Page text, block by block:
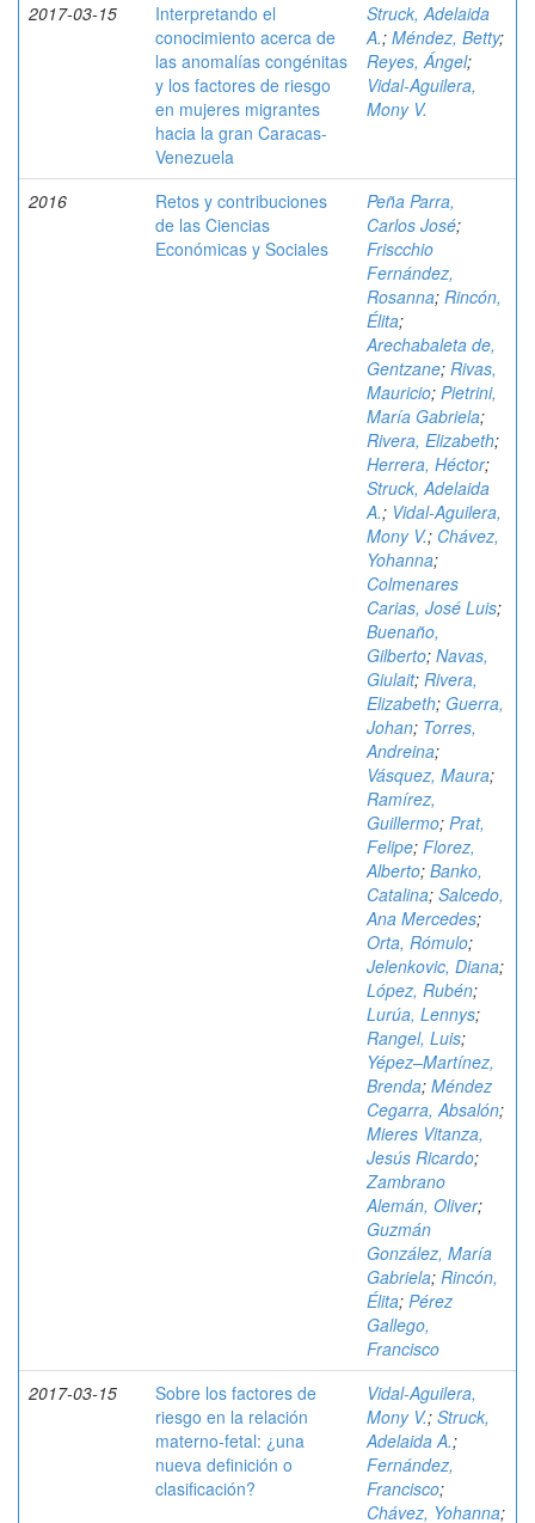
2017-03-15
Interpretando el
conocimiento acerca de
las anomalías congénitas
y los factores de riesgo
en mujeres migrantes
hacia la gran Caracas-
Venezuela
Struck, Adelaida
A.; Méndez, Betty;
Reyes, Ángel;
Vidal-Aguilera,
Mony V.
2016
Retos y contribuciones
de las Ciencias
Económicas y Sociales
Peña Parra,
Carlos José;
Friscchio
Fernández,
Rosanna; Rincón,
Élita;
Arechabaleta de,
Gentzane; Rivas,
Mauricio; Pietrini,
María Gabriela;
Rivera, Elizabeth;
Herrera, Héctor;
Struck, Adelaida
A.; Vidal-Aguilera,
Mony V.; Chávez,
Yohanna;
Colmenares
Carias, José Luis;
Buenaño,
Gilberto; Navas,
Giulait; Rivera,
Elizabeth; Guerra,
Johan; Torres,
Andreina;
Vásquez, Maura;
Ramírez,
Guillermo; Prat,
Felipe; Florez,
Alberto; Banko,
Catalina; Salcedo,
Ana Mercedes;
Orta, Rómulo;
Jelenkovic, Diana;
López, Rubén;
Lurúa, Lennys;
Rangel, Luis;
Yépez–Martínez,
Brenda; Méndez
Cegarra, Absalón;
Mieres Vitanza,
Jesús Ricardo;
Zambrano
Alemán, Oliver;
Guzmán
González, María
Gabriela; Rincón,
Élita; Pérez
Gallego,
Francisco
2017-03-15
Sobre los factores de
riesgo en la relación
materno-fetal: ¿una
nueva definición o
clasificación?
Vidal-Aguilera,
Mony V.; Struck,
Adelaida A.;
Fernández,
Francisco;
Chávez, Yohanna;